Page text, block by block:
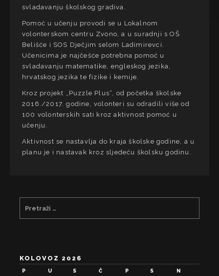
svladavanju školskog gradiva.
Pomoć u učenju provodi se u Lokalnom
volonterskom centru Zvono, a u suradnji s OŠ
Belišće i SOS Dječjim selom Ladimirevci.
Učenicima je najčešće potrebna pomoć u
svladavanju matematike, engleskog jezika,
hrvatskog jezika te fizike i kemije.
Kroz projekt „Puzzle Plus“, od početka školske
2016./2017. godine, volonteri su odradili više od
100 volonterskih sati kroz aktivnost pomoć u
učenju.
Aktivnost se nastavlja do kraja školske godine, a u
planu je i nastavak kroz sljedeću školsku godinu.
KOLOVOZ 2026
P U S Č P S N